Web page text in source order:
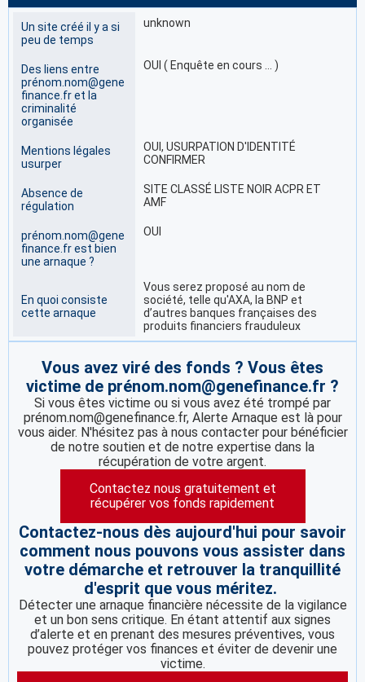
Un site créé il y a si
peu de temps
unknown
Des liens entre
prénom.nom@gene
finance.fr et la
criminalité
organisée
OUI ( Enquête en cours … )
Mentions légales
usurper
OUI, USURPATION D'IDENTITÉ
CONFIRMER
Absence de
régulation
SITE CLASSÉ LISTE NOIR ACPR ET
AMF
prénom.nom@gene
finance.fr est bien
une arnaque ?
OUI
En quoi consiste
cette arnaque
Vous serez proposé au nom de
société, telle qu'AXA, la BNP et
d’autres banques françaises des
produits financiers frauduleux
Vous avez viré des fonds ? Vous êtes
victime de prénom.nom@genefinance.fr ?
Si vous êtes victime ou si vous avez été trompé par
prénom.nom@genefinance.fr, Alerte Arnaque est là pour
vous aider. N'hésitez pas à nous contacter pour bénéficier
de notre soutien et de notre expertise dans la
récupération de votre argent.
Contactez nous gratuitement et
récupérer vos fonds rapidement
Contactez-nous dès aujourd'hui pour savoir
comment nous pouvons vous assister dans
votre démarche et retrouver la tranquillité
d'esprit que vous méritez.
Détecter une arnaque financière nécessite de la vigilance
et un bon sens critique. En étant attentif aux signes
d’alerte et en prenant des mesures préventives, vous
pouvez protéger vos finances et éviter de devenir une
victime.